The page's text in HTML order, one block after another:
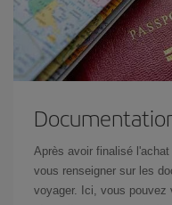
Après avoir finalisé
vous renseigner sur les
voyager. Ici, vous